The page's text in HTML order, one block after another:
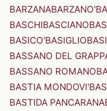
BARZANABARZANO'
BASCHIBASCIANO
BASICO'BASIGLIO
BASSANO DEL
BASSANO ROMANO
BASTIA MONDOVI'
BASTIDA PANCARANA